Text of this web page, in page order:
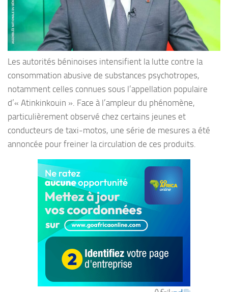
Les autorités béninoises intensifient la lutte contre la
consommation abusive de substances psychotropes,
notamment celles connues sous l’appellation populaire
d’« Atinkinkouin ». Face à l’ampleur du phénomène,
particulièrement observé chez certains jeunes et
conducteurs de taxi-motos, une série de mesures a été
annoncée pour freiner la circulation de ces produits.